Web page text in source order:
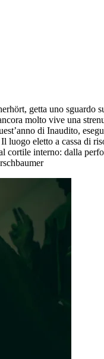
getta uno
molto vive una
di Inaudito,
luogo eletto a cassa
interno: dalla